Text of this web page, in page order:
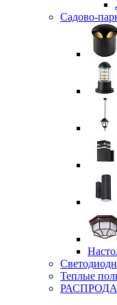
Садово-
Теплые